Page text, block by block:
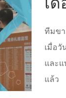
ทีมขา
เมื่อวั
และแ
แล้ว